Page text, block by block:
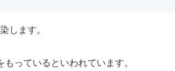
します。
っているといわれています。